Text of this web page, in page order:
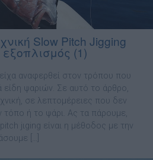
Slow Pitch Jigging
(1)
αναφερθεί στον τρόπου που
ψαριών. Σε αυτό το άρθρο,
σε λεπτοµέρειες που δεν
τόπο ή το ψάρι. Ας τα πάρουµε,
jιging είναι η µέθοδος µε την
[…]